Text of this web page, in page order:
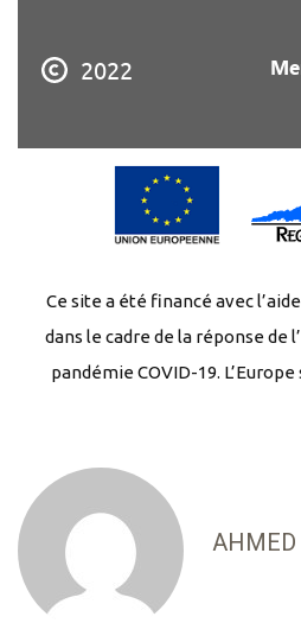
2022
Ce site a été financé avec l’aide
dans le cadre de la réponse de
pandémie COVID-19.
AHMED